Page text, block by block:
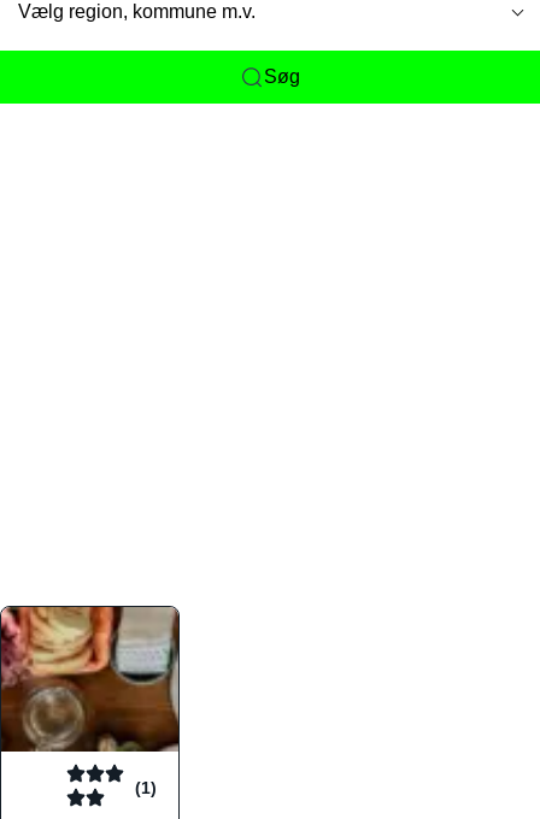
Vælg region, kommune m.v.
Søg
(1)